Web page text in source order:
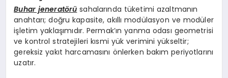
Buhar jeneratörü sahalarında tüketimi azaltmanın
anahtarı; doğru kapasite, akıllı modülasyon ve modüler
işletim yaklaşımıdır. Permak’ın yanma odası geometrisi
ve kontrol stratejileri kısmi yük verimini yükseltir;
gereksiz yakıt harcamasını önlerken bakım periyotlarını
uzatır.